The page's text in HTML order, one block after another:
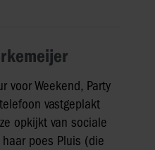
voor Weekend, Party
vastgeplakt
opkijkt van sociale
poes Pluis (die